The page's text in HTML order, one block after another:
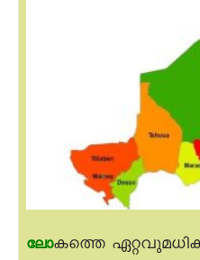
ലോകത്തെ